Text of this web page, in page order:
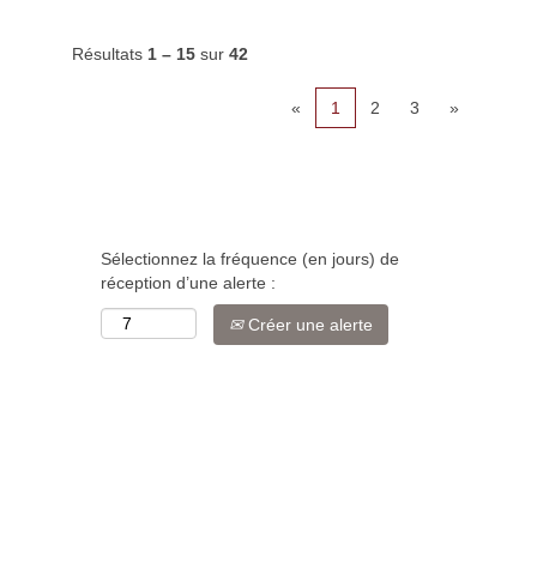
Résultats 1 – 15 sur 42
« 1 2 3 »
Sélectionnez la fréquence (en jours) de
réception d’une alerte :
Créer une alerte